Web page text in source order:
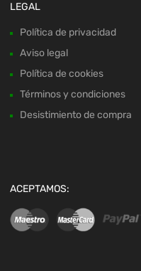
LEGAL
Política de privacidad
Aviso legal
Política de cookies
Términos y condiciones
Desistimiento de compra
ACEPTAMOS: